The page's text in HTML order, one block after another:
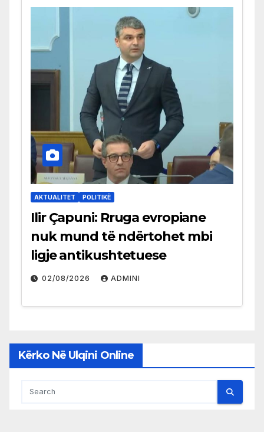
AKTUALITET POLITIKË
Ilir Çapuni: Rruga evropiane
nuk mund të ndërtohet mbi
ligje antikushtetuese
02/08/2026 ADMINI
Kërko Në Ulqini Online